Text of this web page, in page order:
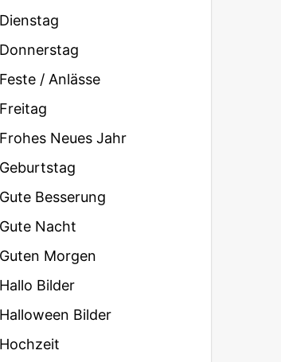
Dienstag
Donnerstag
Feste / Anlässe
Freitag
Frohes Neues Jahr
Geburtstag
Gute Besserung
Gute Nacht
Guten Morgen
Hallo Bilder
Halloween Bilder
Hochzeit